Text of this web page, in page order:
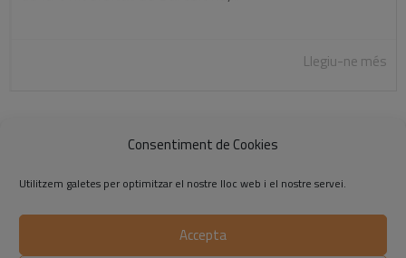
Consentiment de Cookies
Utilitzem galetes per optimitzar el nostre lloc web i el nostre servei.
Accepta
Llegiu-ne més
1 … 3 4